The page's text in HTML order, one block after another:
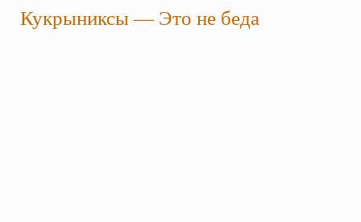
Кукрыниксы—Это не беда